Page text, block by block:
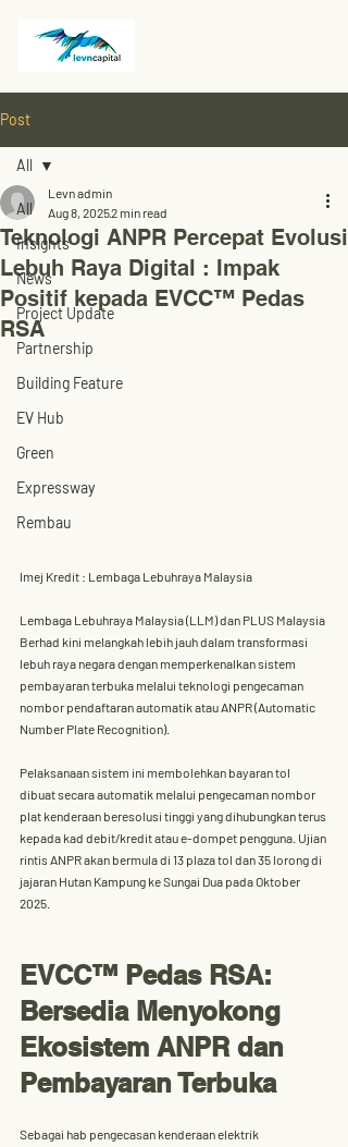
Post
All
Insights
News
Project Update
Partnership
Building Feature
EV Hub
Green
Expressway
Rembau
All
Teknologi ANPR Percepat Evolusi
Lebuh Raya Digital : Impak
Positif kepada EVCC™ Pedas
RSA
Levn admin
Aug 8, 20252 min read
Imej Kredit : Lembaga Lebuhraya Malaysia
Lembaga Lebuhraya Malaysia (LLM) dan PLUS Malaysia
Berhad kini melangkah lebih jauh dalam transformasi
lebuh raya negara dengan memperkenalkan sistem
pembayaran terbuka melalui teknologi pengecaman
nombor pendaftaran automatik atau ANPR (Automatic
Number Plate Recognition).
Pelaksanaan sistem ini membolehkan bayaran tol
dibuat secara automatik melalui pengecaman nombor
plat kenderaan beresolusi tinggi yang dihubungkan terus
kepada kad debit/kredit atau e-dompet pengguna. Ujian
rintis ANPR akan bermula di 13 plaza tol dan 35 lorong di
jajaran Hutan Kampung ke Sungai Dua pada Oktober
2025.
EVCC™ Pedas RSA:
Bersedia Menyokong
Ekosistem ANPR dan
Pembayaran Terbuka
Sebagai hab pengecasan kenderaan elektrik